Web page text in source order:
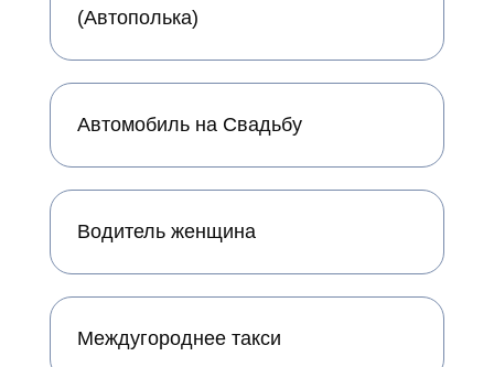
(Автополька)
Автомобиль на Свадьбу
Водитель женщина
Междугороднее такси